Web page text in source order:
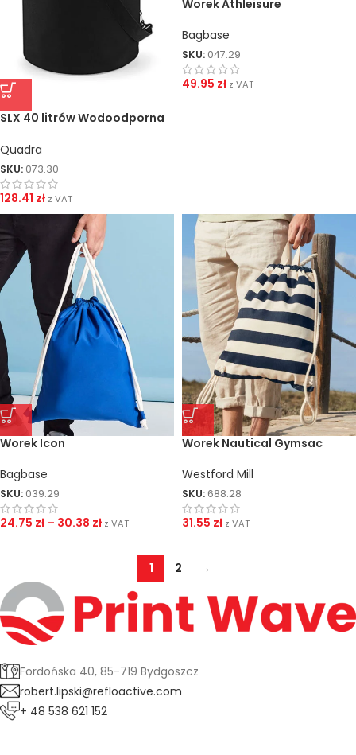
SLX 40 litrów Wodoodporna
Quadra
SKU: 073.30
128.41 zł z VAT
Worek Athleisure
Bagbase
SKU: 047.29
49.95 zł z VAT
Worek Icon
Bagbase
SKU: 039.29
24.75 zł – 30.38 zł z VAT
Worek Nautical Gymsac
Westford Mill
SKU: 688.28
31.55 zł z VAT
1 2 →
Fordońska 40, 85-719 Bydgoszcz
robert.lipski@refloactive.com
+ 48 538 621 152